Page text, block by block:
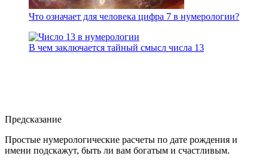
Что означает для человека цифра 7 в нумерологии?
В чем заключается тайный смысл числа 13
Предсказание
Простые нумерологические расчеты по дате рождения и
имени подскажут, быть ли вам богатым и счастливым.